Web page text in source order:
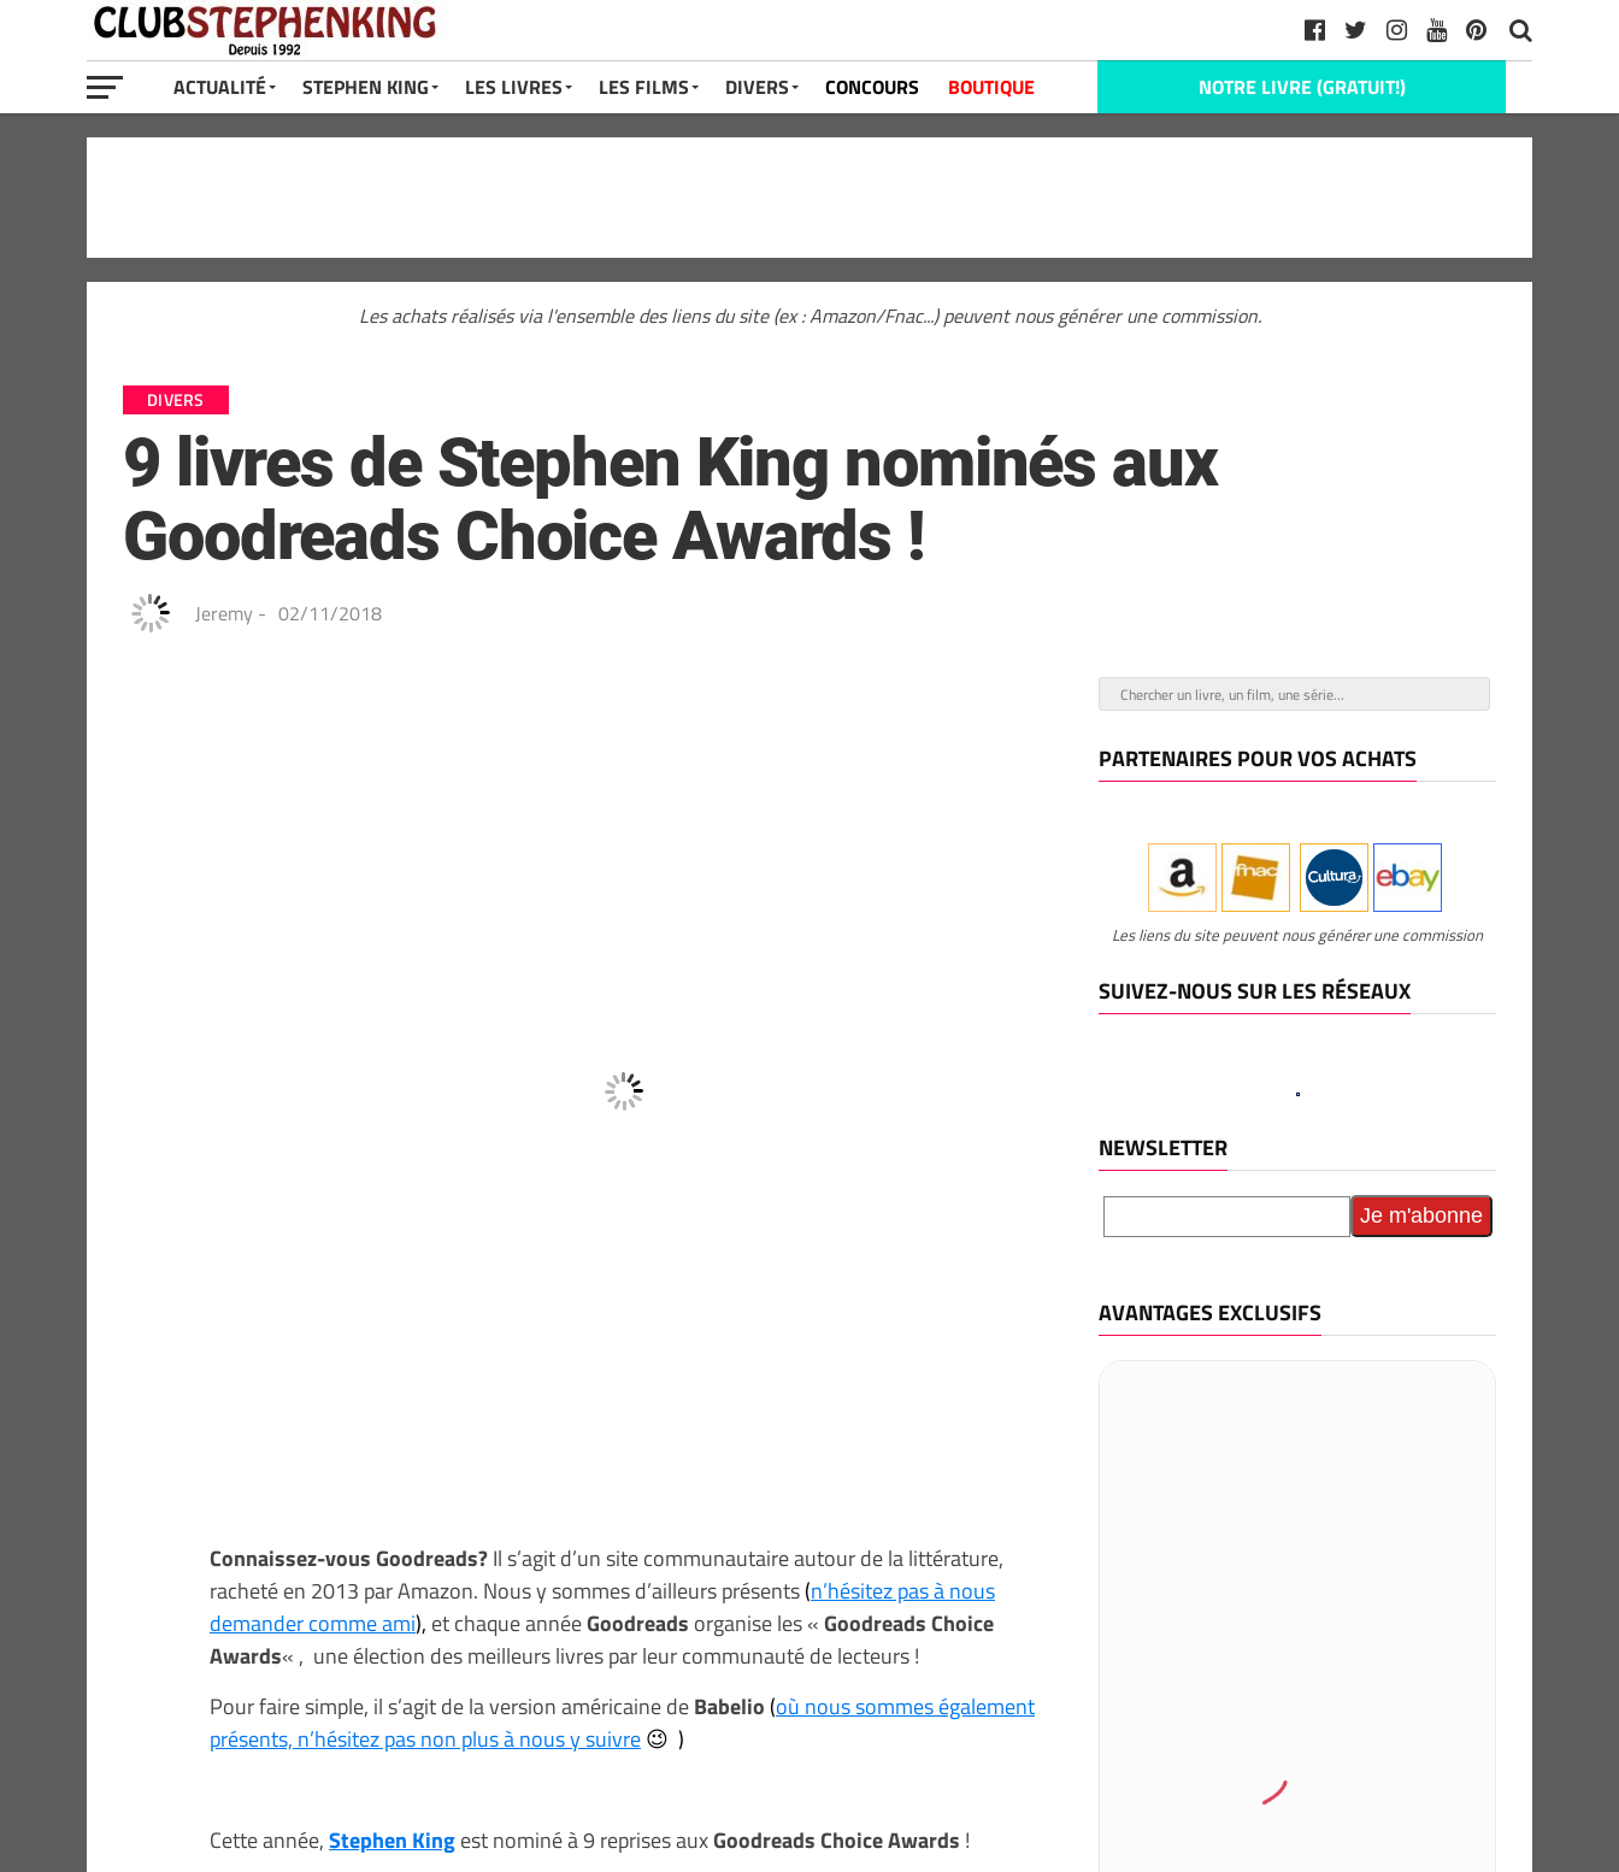
ACTUALITÉ STEPHEN KING LES LIVRES LES FILMS DIVERS CONCOURS BOUTIQUE NOTRE LIVRE (GRATUIT!)
Les achats réalisés via l'ensemble des liens du site (ex : Amazon/Fnac...) peuvent nous générer une commission.
DIVERS
9 livres de Stephen King nominés aux
Goodreads Choice Awards !
Jeremy - 02/11/2018
Connaissez-vous Goodreads?Il s’agit d’un site communautaire autour de la littérature,
racheté en 2013 par Amazon. Nous y sommes d’ailleurs présents(n’hésitez pas à nous
demander comme ami), et chaque annéeGoodreads organise les «Goodreads Choice
Awards« , une élection des meilleurs livres par leur communauté de lecteurs !
Pour faire simple, il s’agit de la version américaine deBabelio (où nous sommes également
présents, n’hésitez pas non plus à nous y suivre😉 )
Cette année,Stephen Kingest nominé à 9 reprises auxGoodreads Choice Awards !
PARTENAIRES POUR VOS ACHATS
Les liens du site peuvent nous générer une commission
SUIVEZ-NOUS SUR LES RÉSEAUX
NEWSLETTER
AVANTAGES EXCLUSIFS